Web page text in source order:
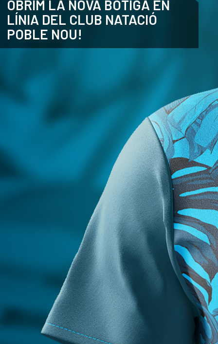
ANGLÈS
OBRIM LA NOVA BOTIGA EN
LÍNIA DEL CLUB NATACIÓ
POBLE NOU!